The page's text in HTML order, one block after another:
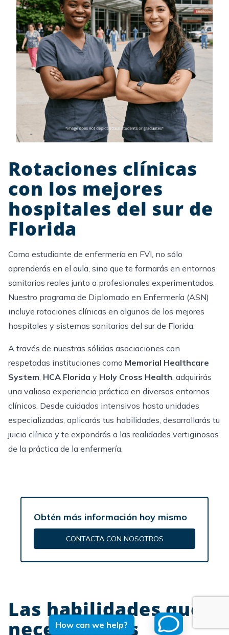
How can we help?
Rotaciones clínicas
con los mejores
hospitales del sur de
Florida
Como estudiante de enfermería en FVI, no sólo
aprenderás en el aula, sino que te formarás en entornos
sanitarios reales junto a profesionales experimentados.
Nuestro programa de Diplomado en Enfermería (ASN)
incluye rotaciones clínicas en algunos de los mejores
hospitales y sistemas sanitarios del sur de Florida.
A través de nuestras sólidas asociaciones con
respetadas instituciones como Memorial Healthcare
System HCA Florida y Holy Cross Health , adquirirás
una valiosa experiencia práctica en diversos entornos
clínicos. Desde cuidados intensivos hasta unidades
especializadas, aplicarás tus habilidades, desarrollarás tu
juicio clínico y te expondrás a las realidades vertiginosas
de la práctica de la enfermería.
Obtén más información hoy mismo
CONTACTA CON NOSOTROS
Las habilidades que
necesitan los